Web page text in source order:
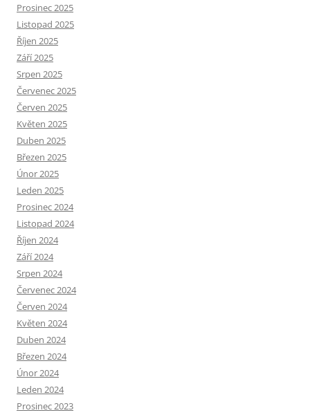
Prosinec 2025
Listopad 2025
Říjen 2025
Září 2025
Srpen 2025
Červenec 2025
Červen 2025
Květen 2025
Duben 2025
Březen 2025
Únor 2025
Leden 2025
Prosinec 2024
Listopad 2024
Říjen 2024
Září 2024
Srpen 2024
Červenec 2024
Červen 2024
Květen 2024
Duben 2024
Březen 2024
Únor 2024
Leden 2024
Prosinec 2023